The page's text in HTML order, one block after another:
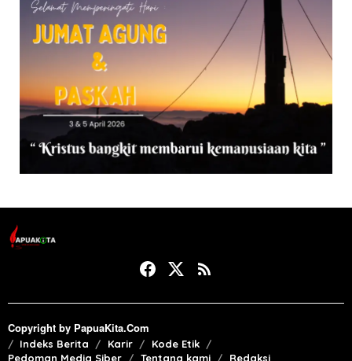
Copyright by PapuaKita.Com
Indeks Berita Karir
Kode Etik
Pedoman Media Siber
Tentang kami Redaksi